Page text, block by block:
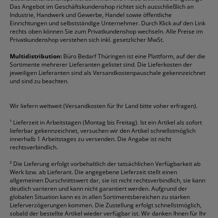
Rabatte & Aktionen
Etiketten
Fineliner
Folienschreiber
Formulare
Gelschreiber
Geschäftsbücher
Korrekturmittel
Kugelschreiber
Mappen
Ordner
Packband
Permanentmarker
Tintenroller
Tintenpatronen
Toilettenpapier
Toner
Versandmaterial
Versandtaschen
Edding
Esselte
Faber-Castell
Fellowes
Franken
Fripa
HP
Pilot
Pritt
Schneider
Stabilo
Staedtler
alle Marken anzeigen
Das Angebot im Geschäftskundenshop richtet sich ausschließlich an
Industrie, Handwerk und Gewerbe, Handel sowie öffentliche
Einrichtungen und selbstständige Unternehmer. Durch Klick auf den Link
rechts oben können Sie zum Privatkundenshop wechseln. Alle Preise im
Privatkundenshop verstehen sich inkl. gesetzlicher MwSt.
Multidistribution: Büro Bedarf Thüringen ist eine Plattform, auf der die
Sortimente mehrerer Lieferanten gelistet sind. Die Lieferkosten der
jeweiligen Lieferanten sind als Versandkostenpauschale gekennzeichnet
und sind zu beachten.
Wir liefern weltweit (Versandkosten für Ihr Land bitte voher erfragen).
¹ Lieferzeit in Arbeitstagen (Montag bis Freitag). Ist ein Artikel als sofort
lieferbar gekennzeichnet, versuchen wir den Artikel schnellstmöglich
innerhalb 1 Arbeitstages zu versenden. Die Angabe ist nicht
rechtsverbindlich.
² Die Lieferung erfolgt vorbehaltlich der tatsächlichen Verfügbarkeit ab
Werk bzw. ab Lieferant. Die angegebene Lieferzeit stellt einen
allgemeinen Durschnittswert dar, sie ist nicht rechtsverbindlich, sie kann
deutlich variieren und kann nicht garantiert werden. Aufgrund der
globalen Situation kann es in allen Sortimentsbereichen zu starken
Lieferverzögerungen kommen. Die Zustellung erfolgt schnellstmöglich,
sobald der bestellte Artikel wieder verfügbar ist. Wir danken Ihnen für Ihr